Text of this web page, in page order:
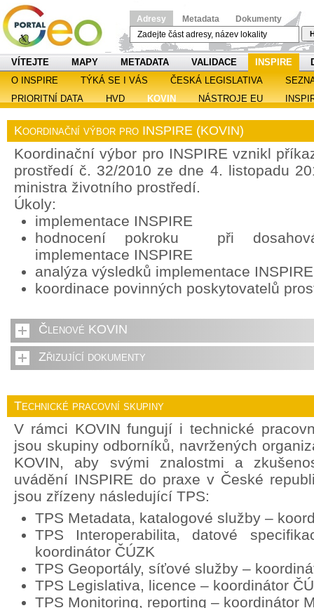
Adresy Metadata Dokumenty
VÍTEJTE MAPY METADATA VALIDACE INSPIRE
O INSPIRE
TÝKÁ SE I VÁS ČESKÁ LEGISLATIVA
PRIORITNÍ DATA
HVD KOVIN NÁSTROJE EU
Koordinační výbor pro INSPIRE (KOVIN)
Koordinační výbor pro INSPIRE vznikl
prostředí č. 32/2010 ze dne 4. listopadu
ministra životního prostředí.
Úkoly:
implementace INSPIRE
hodnocení pokroku při
implementace INSPIRE
analýza výsledků implementace INSPIRE
koordinace povinných poskytovatelů
Členové KOVIN
Zřizující dokumenty
Technické pracovní skupiny
V rámci KOVIN fungují i technické
jsou skupiny odborníků, navržených
KOVIN, aby svými znalostmi a
uvádění INSPIRE do praxe v České
jsou zřízeny následující TPS:
TPS Metadata, katalogové služby –
TPS Interoperabilita, datové
koordinátor ČÚZK
TPS Geoportály, síťové služby –
TPS Legislativa, licence – koordinátor
TPS Monitoring, reporting – koordinátor